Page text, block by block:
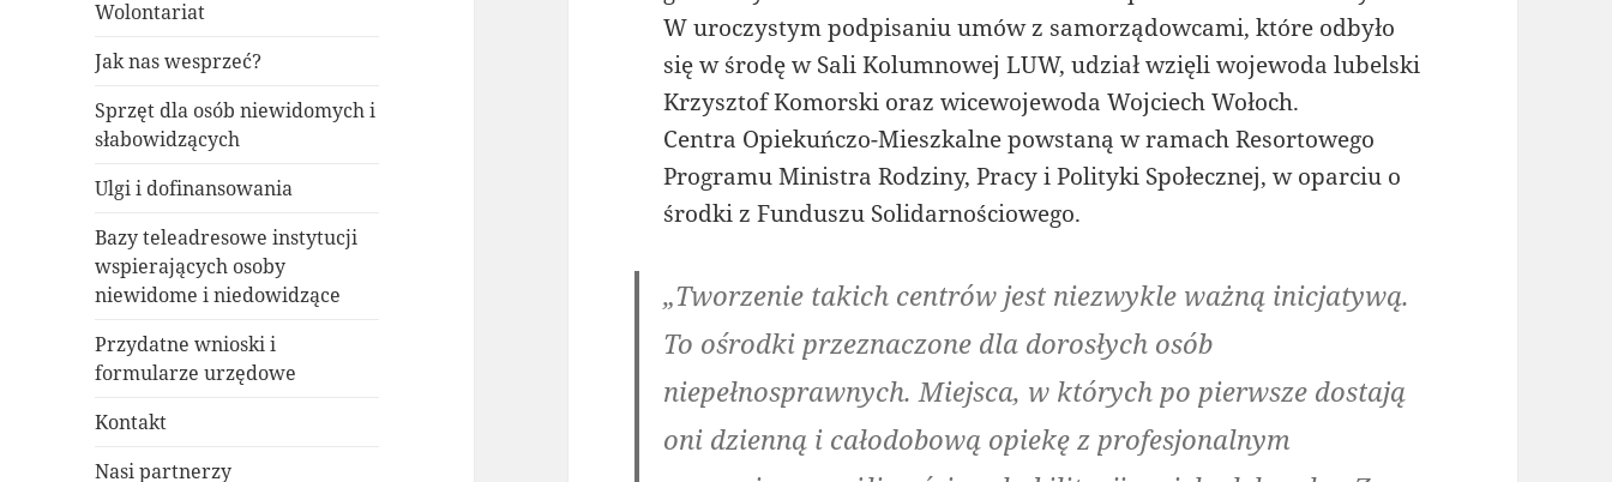
Wolontariat
Jak nas wesprzeć?
Sprzęt dla osób niewidomych i
słabowidzących
Ulgi i dofinansowania
Bazy teleadresowe instytucji
wspierających osoby
niewidome i niedowidzące
Przydatne wnioski i
formularze urzędowe
Kontakt
Nasi partnerzy
W uroczystym podpisaniu umów z samorządowcami, które odbyło
się w środę w Sali Kolumnowej LUW, udział wzięli wojewoda lubelski
Krzysztof Komorski oraz wicewojewoda Wojciech Wołoch.
Centra Opiekuńczo-Mieszkalne powstaną w ramach Resortowego
Programu Ministra Rodziny, Pracy i Polityki Społecznej, w oparciu o
środki z Funduszu Solidarnościowego.
„Tworzenie takich centrów jest niezwykle ważną inicjatywą.
To ośrodki przeznaczone dla dorosłych osób
niepełnosprawnych. Miejsca, w których po pierwsze dostają
oni dzienną i całodobową opiekę z profesjonalnym